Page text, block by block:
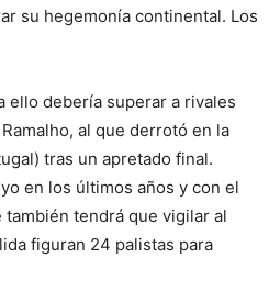
su hegemonía continental. Los
ello debería superar a rivales
al que derrotó en la
tras un apretado final.
en los últimos años y con el
tendrá que vigilar al
figuran 24 palistas para